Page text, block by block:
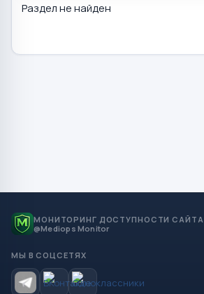
Раздел не найден
МОНИТОРИНГ ДОСТУПНОСТИ САЙТА
@Mediops Monitor
МЫ В СОЦСЕТЯХ